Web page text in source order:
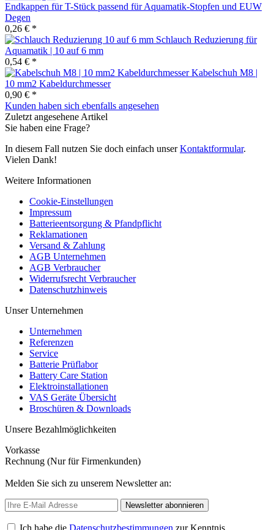
Endkappen für T-Stück passend für Aquamatik-Stopfen und EUW
Degen
0,26 € *
Schlauch Reduzierung für
Aquamatik | 10 auf 6 mm
0,54 € *
Kabelschuh M8 |
10 mm2 Kabeldurchmesser
0,90 € *
Kunden haben sich ebenfalls angesehen
Zuletzt angesehene Artikel
Sie haben eine Frage?
In diesem Fall nutzen Sie doch einfach unserKontaktformular.
Vielen Dank!
Weitere Informationen
Cookie-Einstellungen
Impressum
Batterieentsorgung & Pfandpflicht
Reklamationen
Versand & Zahlung
AGB Unternehmen
AGB Verbraucher
Widerrufsrecht Verbraucher
Datenschutzhinweis
Unser Unternehmen
Unternehmen
Referenzen
Service
Batterie Prüflabor
Battery Care Station
Elektroinstallationen
VAS Geräte Übersicht
Broschüren & Downloads
Unsere Bezahlmöglichkeiten
Vorkasse
Rechnung (Nur für Firmenkunden)
Melden Sie sich zu unserem Newsletter an:
Newsletter abonnieren
Ich habe die Datenschutzbestimmungen zur Kenntnis